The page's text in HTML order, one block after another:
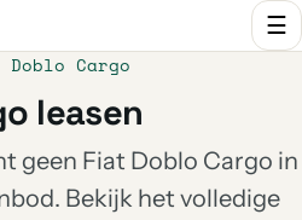
☰
Doblo Cargo
leasen
geen Fiat Doblo Cargo in
Bekijk het volledige